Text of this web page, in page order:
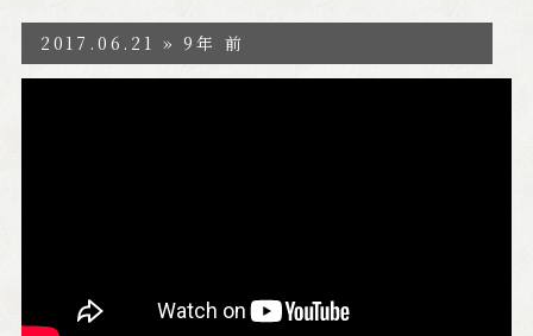
2017.06.21 » 9年 前